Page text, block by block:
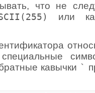
что не
или
кавычки `